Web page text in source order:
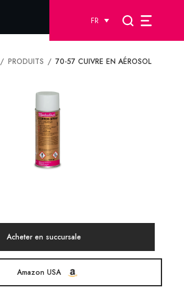
FR
PRODUITS 70-57 CUIVRE EN AÉROSOL
Acheter en succursale
Amazon USA